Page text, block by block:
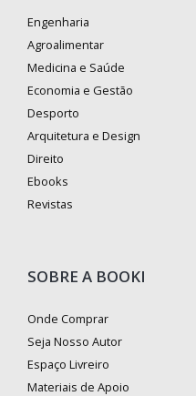
Engenharia
Agroalimentar
Medicina e Saúde
Economia e Gestão
Desporto
Arquitetura e Design
Direito
Ebooks
Revistas
SOBRE A BOOKI
Onde Comprar
Seja Nosso Autor
Espaço Livreiro
Materiais de Apoio